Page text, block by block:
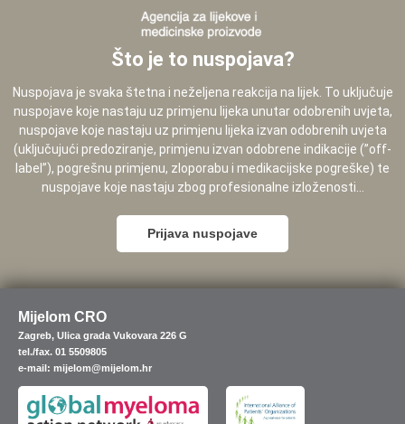
Što je to nuspojava?
Nuspojava je svaka štetna i neželjena reakcija na lijek. To uključuje
nuspojave koje nastaju uz primjenu lijeka unutar odobrenih uvjeta,
nuspojave koje nastaju uz primjenu lijeka izvan odobrenih uvjeta
(uključujući predoziranje, primjenu izvan odobrene indikacije (”off-
label”), pogrešnu primjenu, zloporabu i medikacijske pogreške) te
nuspojave koje nastaju zbog profesionalne izloženosti...
Prijava nuspojave
Mijelom CRO
Zagreb, Ulica grada Vukovara 226 G
tel./fax. 01 5509805
e-mail: mijelom@mijelom.hr